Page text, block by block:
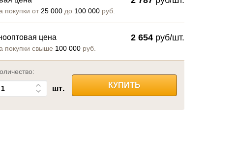
покупки от 25 000до 100 000руб.
цена
покупки свыше 100 000руб.
2 654 руб/шт.
шт. КУПИТЬ